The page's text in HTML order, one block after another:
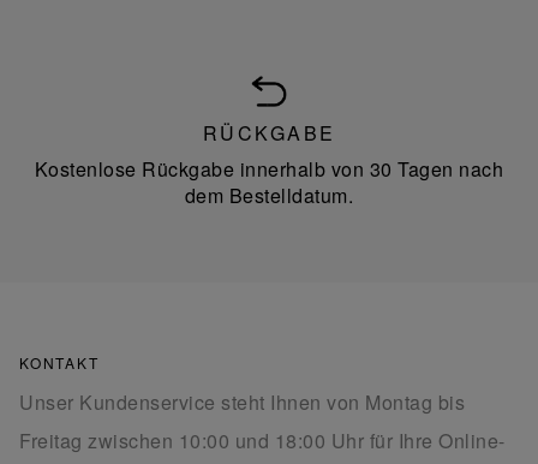
RÜCKGABE
Kostenlose Rückgabe innerhalb von 30 Tagen nach
dem Bestelldatum.
KONTAKT
Unser Kundenservice steht Ihnen von Montag bis
Freitag zwischen 10:00 und 18:00 Uhr für Ihre Online-